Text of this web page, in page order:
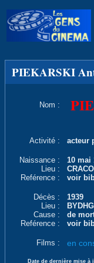
PIEKARSKI
Nom :
Activité : acteur
Naissance :
10 mai
Lieu :
Reférence :
voir
Décès :
1939
Lieu :
Cause :
de
Reférence :
voir
Films : en
Date de dernière mise à